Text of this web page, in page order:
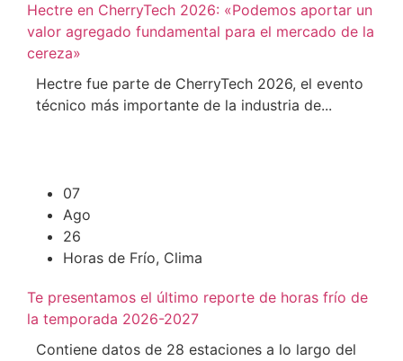
Hectre en CherryTech 2026: «Podemos aportar un
valor agregado fundamental para el mercado de la
cereza»
Hectre fue parte de CherryTech 2026, el evento
técnico más importante de la industria de...
07
Ago
26
Horas de Frío, Clima
Te presentamos el último reporte de horas frío de
la temporada 2026-2027
Contiene datos de 28 estaciones a lo largo del